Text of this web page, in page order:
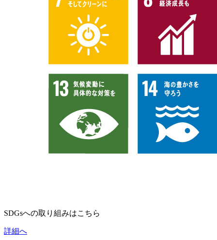
SDGsへの取り組みはこちら
詳細へ